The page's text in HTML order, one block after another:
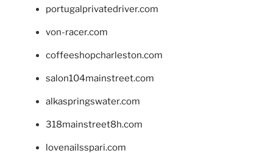
portugalprivatedriver.com
von-racer.com
coffeeshopcharleston.com
salon104mainstreet.com
alkaspringswater.com
318mainstreet8h.com
lovenailsspari.com